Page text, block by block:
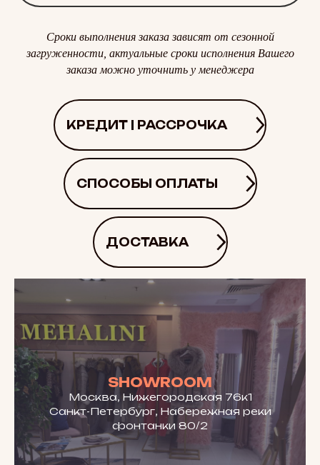
Сроки выполнения заказа зависят от сезонной
загруженности, актуальные сроки исполнения Вашего
заказа можно уточнить у менеджера
КРЕДИТ | РАССРОЧКА
СПОСОБЫ ОПЛАТЫ
ДОСТАВКА
SHOWROOM
Москва, Нижегородская 76к1
Санкт-Петербург, Набережная реки
фонтанки 80/2